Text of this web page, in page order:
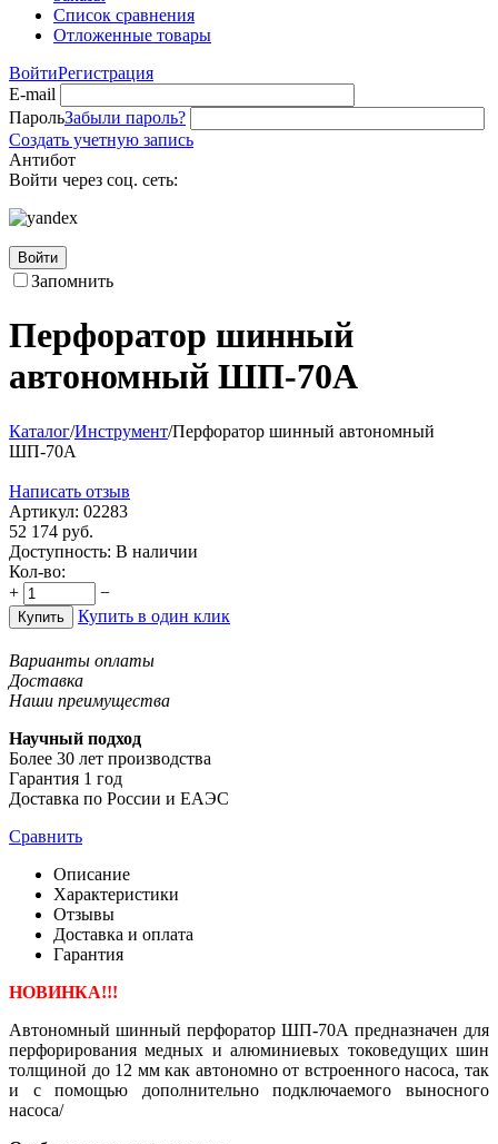
Список сравнения
Отложенные товары
ВойтиРегистрация
E-mail
ПарольЗабыли пароль?
Создать учетную запись
Антибот
Войти через соц. сеть:
Войти
Запомнить
Перфоратор шинный
автономный ШП-70А
Каталог/Инструмент/Перфоратор шинный автономный
ШП-70А
Написать отзыв
Артикул: 02283
52 174 руб.
Доступность: В наличии
Кол-во:
+
−
Купить Купить в один клик
Варианты оплаты
Доставка
Наши преимущества
Научный подход
Более 30 лет производства
Гарантия 1 год
Доставка по России и ЕАЭС
Сравнить
Описание
Характеристики
Отзывы
Доставка и оплата
Гарантия
НОВИНКА!!!
Автономный шинный перфоратор ШП-70А предназначен для
перфорирования медных и алюминиевых токоведущих шин
толщиной до 12 мм как автономно от встроенного насоса, так
и с помощью дополнительно подключаемого выносного
насоса/